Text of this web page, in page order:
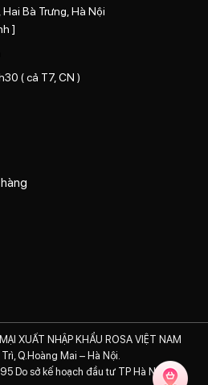
Bà Trưng, Hà Nội
]
( cả T7, CN )
XUẤT NHẬP KHẨU ROSA VIỆT NAM
Q.Hoàng Mai – Hà Nội.
Do sở kế hoạch đầu tư TP Hà Nội cấp